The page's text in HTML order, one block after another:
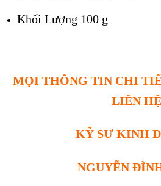
Khối Lượng 100 g
MỌI THÔNG TIN CHI
LIÊN HỆ
KỸ SƯ KINH
NGUYỄN